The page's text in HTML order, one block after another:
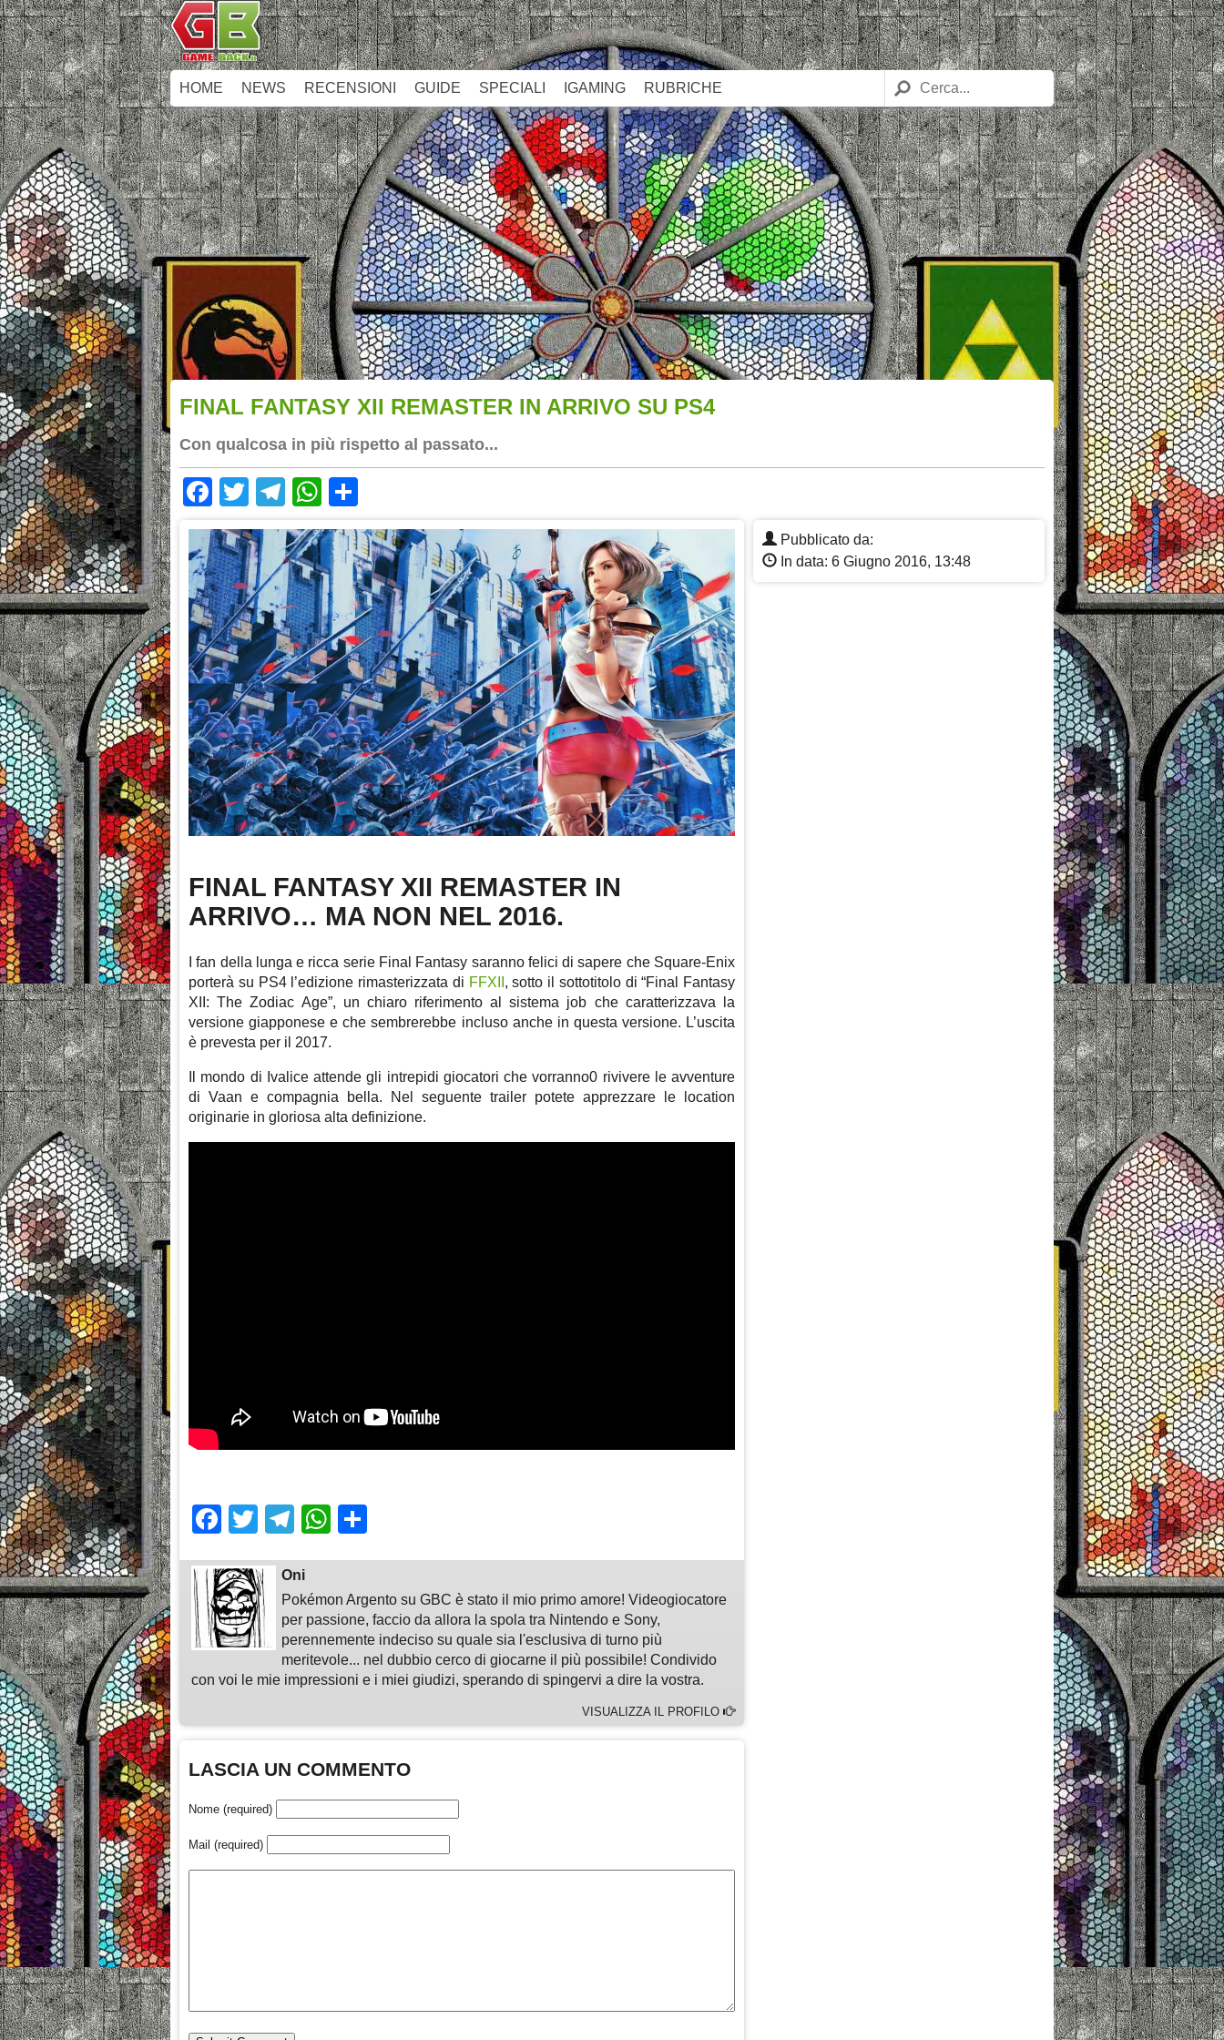
HOME NEWS RECENSIONI GUIDE SPECIALI IGAMING RUBRICHE
FINAL FANTASY XII REMASTER IN ARRIVO SU PS4
Con qualcosa in più rispetto al passato...
Facebook
TwitterTelegram
WhatsApp
Pubblicato da:
In data: 6 Giugno 2016, 13:48
FINAL FANTASY XII REMASTER IN
ARRIVO… MA NON NEL 2016.
I fan della lunga e ricca serie Final Fantasy saranno felici di sapere che Square-Enix
porterà su PS4 l’edizione rimasterizzata di FFXII , sotto il sottotitolo di “Final Fantasy
XII: The Zodiac Age”, un chiaro riferimento al sistema job che caratterizzava la
versione giapponese e che sembrerebbe incluso anche in questa versione. L’uscita
è prevesta per il 2017.
Il mondo di Ivalice attende gli intrepidi giocatori che vorranno0 rivivere le avventure
di Vaan e compagnia bella. Nel seguente trailer potete apprezzare le location
originarie in gloriosa alta definizione.
Facebook
TwitterTelegram
WhatsApp
Oni
Pokémon Argento su GBC è stato il mio primo amore! Videogiocatore
per passione, faccio da allora la spola tra Nintendo e Sony,
perennemente indeciso su quale sia l'esclusiva di turno più
meritevole... nel dubbio cerco di giocarne il più possibile! Condivido
con voi le mie impressioni e i miei giudizi, sperando di spingervi a dire la vostra.
VISUALIZZA IL PROFILO
LASCIA UN COMMENTO
Nome (required)
Mail (required)